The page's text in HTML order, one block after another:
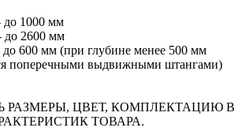
1000 мм
до 2600 мм
600 мм (при глубине менее 500 мм
поперечными выдвижными штангами)
РАЗМЕРЫ, ЦВЕТ, КОМПЛЕКТАЦИЮ В
ТОВАРА.